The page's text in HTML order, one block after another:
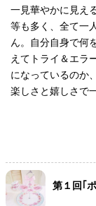
一見華やかに見え
等も多く、全て一
ん。自分自身で何
えてトライ＆エラ
になっているのか
楽しさと嬉しさで
第１回｢